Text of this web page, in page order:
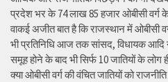
प्रदेश भर के 74 लाख 85 हजार ओबीसी वर्ग के
वाकई अजीत बात है कि राजस्थान में ओबीसी
भी प्रतिनिधि आज तक सांसद, विधायक आदि
समूह होने के बाद भी सिर्फ 10 जातियों के
क्या ओबीसी वर्ग की वंचित जातियों को